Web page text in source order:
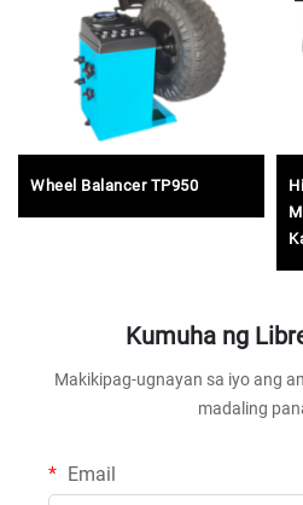
Wheel Balancer TP950
Kumuha ng
Makikipag-ugnayan sa iyo ang
madaling
Email